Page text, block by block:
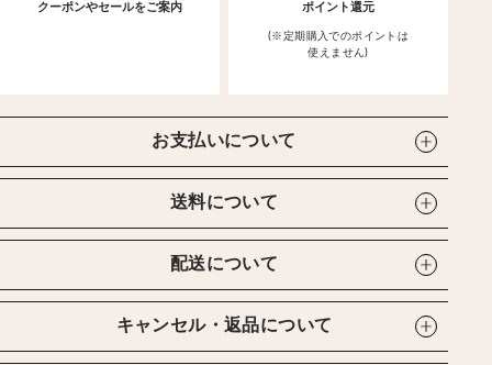
クーポンやセールをご案内
ポイント還元
(※定期購入でのポイントは
使えません)
お支払いについて
送料について
配送について
キャンセル・返品について